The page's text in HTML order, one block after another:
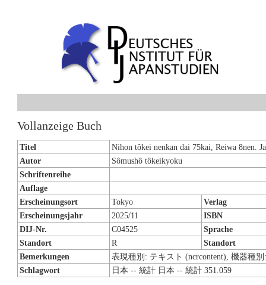
Vollanzeige Buch
Titel
Nihon tôkei nenkan dai 75kai, Reiwa 8nen.
Autor
Sômushô tôkeikyoku
Schriftenreihe
Auflage
Erscheinungsort
Tokyo
Verlag
Erscheinungsjahr
2025/11
ISBN
DIJ-Nr.
C04525
Sprache
Standort
R
Standort
Bemerkungen
表現種別: テキスト (ncrcontent), 機器種
Schlagwort
日本 -- 統計 日本 -- 統計 351.059